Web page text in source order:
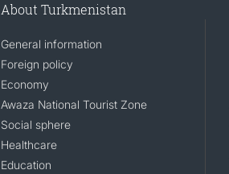
About Turkmenistan
General information
Foreign policy
Economy
Awaza National Tourist Zone
Social sphere
Healthcare
Education